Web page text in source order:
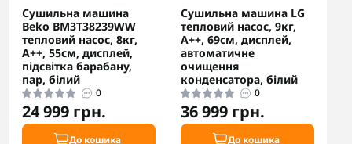
Сушильна машина
Beko BM3T38239WW
тепловий насос, 8кг,
A++, 55см, дисплей,
підсвітка барабану,
пар, білий
0
24 999 грн.
До кошика
Сушильна машина LG
тепловий насос, 9кг,
A++, 69см, дисплей,
автоматичне
очищення
конденсатора, білий
0
36 999 грн.
До кошика